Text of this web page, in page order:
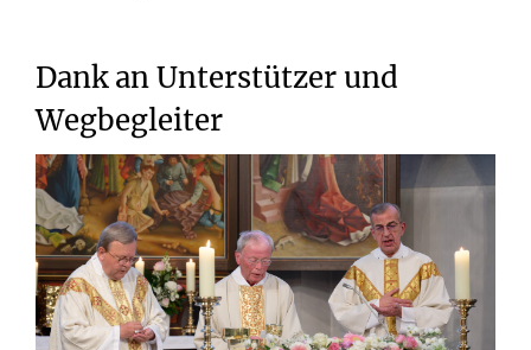
Dank anUnterstützer und
Wegbegleiter